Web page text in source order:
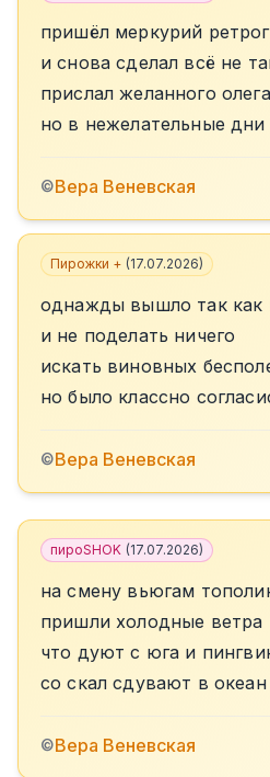
пришёл меркурий
и снова сделал всё не
прислал желанного олега
но в нежелательные дни
©Вера Веневская
Пирожки + (17.07.2026)
однажды вышло так как
и не поделать ничего
искать виновных
но было классно
©Вера Веневская
пироSHOK (17.07.2026)
на смену вьюгам
пришли холодные ветра
что дуют с юга и
со скал сдувают в океан
©Вера Веневская